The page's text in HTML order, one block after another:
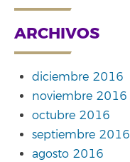
ARCHIVOS
diciembre 2016
noviembre 2016
octubre 2016
septiembre 2016
agosto 2016